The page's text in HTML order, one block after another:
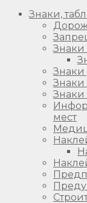
Знаки,
Знаки
Знаки
Знаки
мест